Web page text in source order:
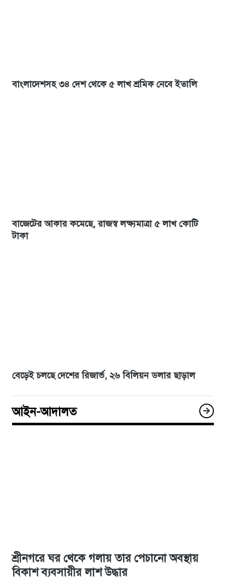
বাংলাদেশসহ ৩৪ দেশ থেকে ৫ লাখ শ্রমিক নেবে ইতালি
বাজেটের আকার কমেছে, রাজস্ব লক্ষ্যমাত্রা ৫ লাখ কোটি
টাকা
বেড়েই চলছে দেশের রিজার্ভ, ২৬ বিলিয়ন ডলার ছাড়াল
আইন-আদালত
শ্রীনগরে ঘর থেকে গলায় তার পেচানো অবস্থায়
বিকাশ ব্যবসায়ীর লাশ উদ্ধার